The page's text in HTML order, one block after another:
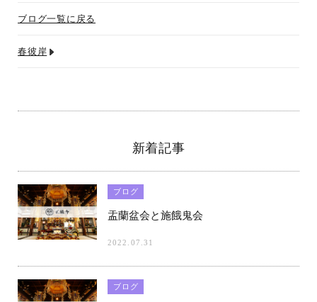
ブログ一覧に戻る
春彼岸
新着記事
ブログ
盂蘭盆会と施餓鬼会
2022.07.31
ブログ